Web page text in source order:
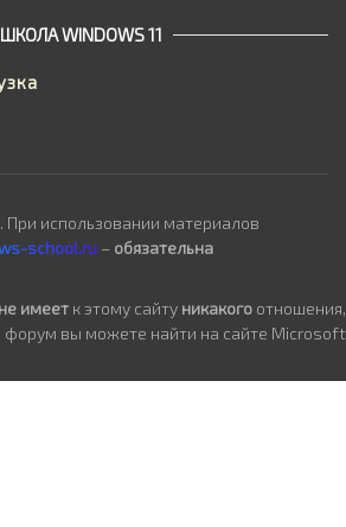
ШКОЛА WINDOWS 11
использовании материалов
school.ru – обязательна
не имеет к этому сайту никакого отношения,
вы можете найти на сайте Microsoft